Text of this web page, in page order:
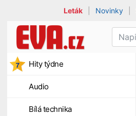
Leták Novinky
Hity týdne
Audio
Bílá technika